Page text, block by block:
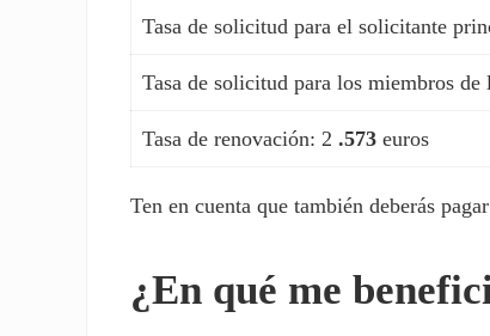
Tasa de solicitud para el solicitante
Tasa de solicitud para los miembros
Tasa de renovación: 2.573 euros
Ten en cuenta que también deberás
¿En qué me